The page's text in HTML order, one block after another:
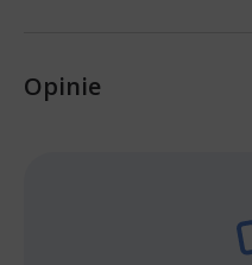
Opinie